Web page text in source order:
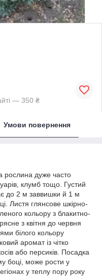
— 350 ₴
Умови повернення
рослина дуже часто
клумб тощо. Густий
до 2 м заввишки й 1 м
Листя глянсове шкірно-
кольору з блакитно-
з квітня до червня
білого кольору
аромат із чітко
або персиків. Посадка
боці, може рости у
у теплу пору року